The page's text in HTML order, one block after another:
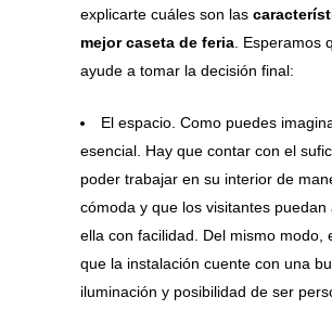
explicarte cuáles son las
mejor caseta de feria. Esperamos
ayude a tomar la decisión final:
El espacio. Como puedes
esencial. Hay que contar con el
poder trabajar en su interior de
cómoda y que los visitantes puedan
ella con facilidad. Del mismo modo,
que la instalación cuente con una
iluminación y posibilidad de ser